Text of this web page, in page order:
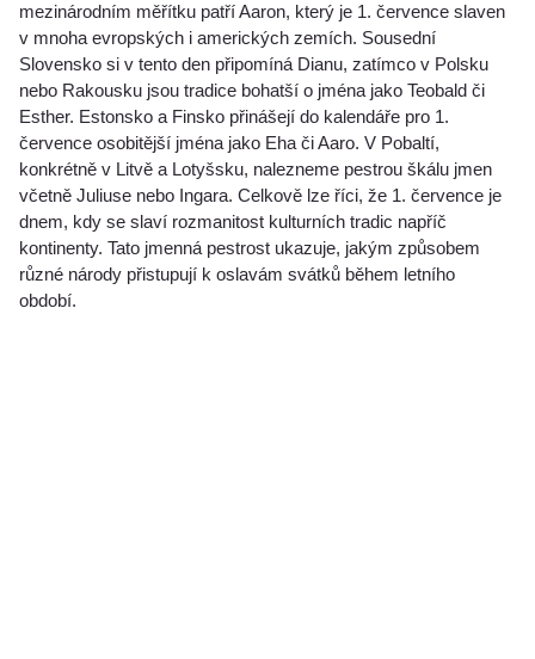
mezinárodním měřítku patří Aaron, který je 1. července slaven
v mnoha evropských i amerických zemích. Sousední
Slovensko si v tento den připomíná Dianu, zatímco v Polsku
nebo Rakousku jsou tradice bohatší o jména jako Teobald či
Esther. Estonsko a Finsko přinášejí do kalendáře pro 1.
července osobitější jména jako Eha či Aaro. V Pobaltí,
konkrétně v Litvě a Lotyšsku, nalezneme pestrou škálu jmen
včetně Juliuse nebo Ingara. Celkově lze říci, že 1. července je
dnem, kdy se slaví rozmanitost kulturních tradic napříč
kontinenty. Tato jmenná pestrost ukazuje, jakým způsobem
různé národy přistupují k oslavám svátků během letního
období.